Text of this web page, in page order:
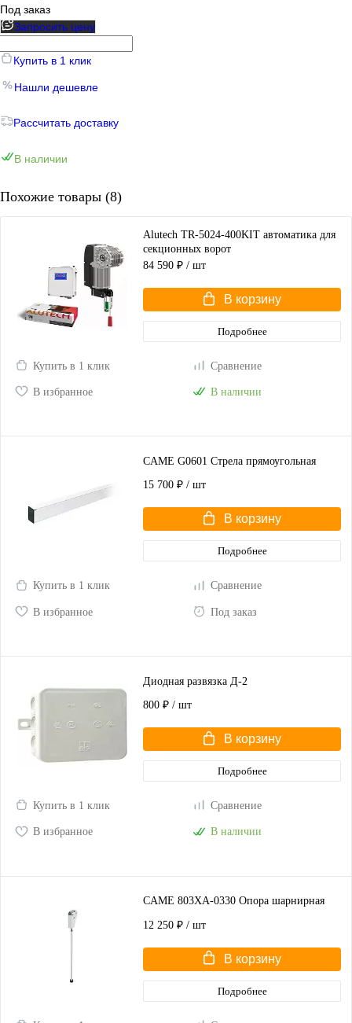
Под заказ
Запросить цену
Купить в 1 клик
Нашли дешевле
Рассчитать доставку
В наличии
Похожие товары (8)
Alutech TR-5024-400KIT автоматика для
секционных ворот
84 590 ₽ / шт
В корзину
Подробнее
Купить в 1 клик Сравнение
В избранное В наличии
CAME G0601 Стрела прямоугольная
15 700 ₽ / шт
В корзину
Подробнее
Купить в 1 клик Сравнение
В избранное Под заказ
Диодная развязка Д-2
800 ₽ / шт
В корзину
Подробнее
Купить в 1 клик Сравнение
В избранное В наличии
CAME 803XA-0330 Опора шарнирная
12 250 ₽ / шт
В корзину
Подробнее